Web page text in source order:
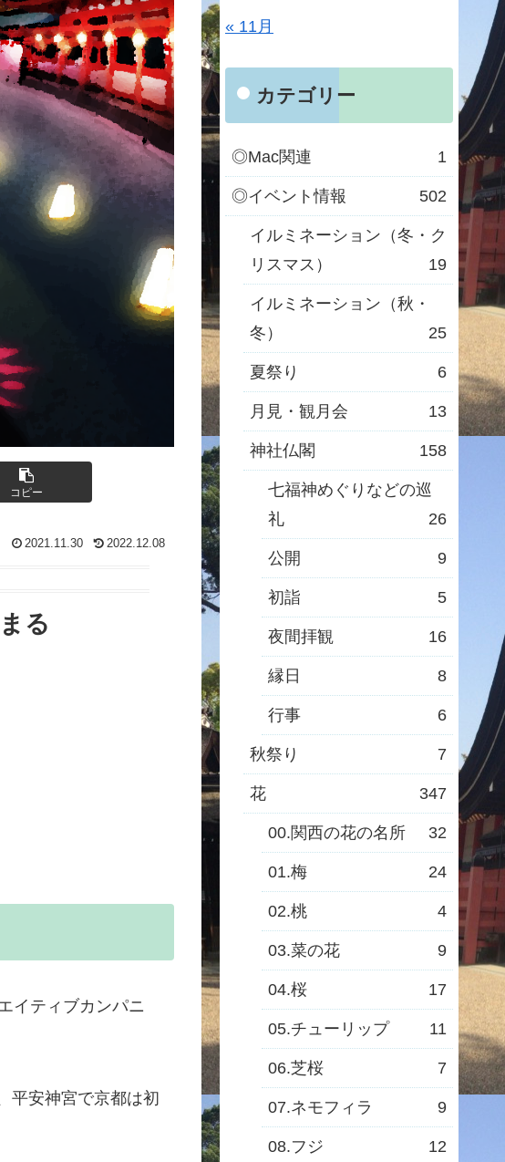
コピー
2021.11.30 2022.12.08
る
イティブカンパニ
平安神宮で京都は初
« 11月
カテゴリー
◎Mac関連 1
◎イベント情報 502
イルミネーション（冬・ク
リスマス）
19
イルミネーション（秋・
冬）
25
夏祭り 6
月見・観月会 13
神社仏閣 158
七福神めぐりなどの巡
礼
26
公開 9
初詣 5
夜間拝観 16
縁日 8
行事 6
秋祭り 7
花 347
00.関西の花の名所 32
01.梅 24
02.桃 4
03.菜の花 9
04.桜 17
05.チューリップ 11
06.芝桜 7
07.ネモフィラ 9
08.フジ 12